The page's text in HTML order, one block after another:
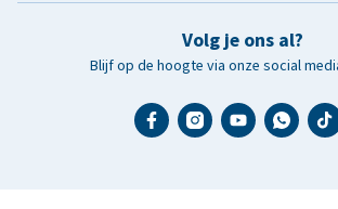
Volg je ons al?
Blijf op de hoogte via onze social